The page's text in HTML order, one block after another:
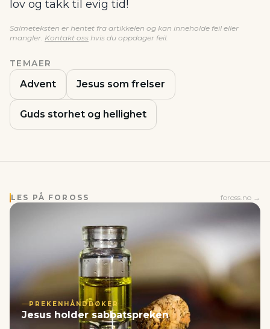
lov og takk til evig tid!
Salmeteksten er hentet fra artikkelen og kan inneholde feil eller
mangler. Kontakt oss hvis du oppdager feil.
TEMAER
Advent Jesus som frelser
Guds storhet og hellighet
LES PÅ FOROSS foross.no →
PREKENHÅNDBØKER
Jesus holder sabbatspreken